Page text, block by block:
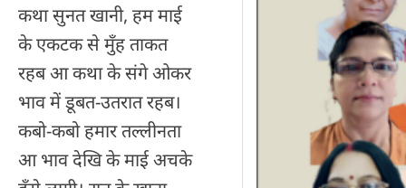
कथा सुनत खानी, हम माई
के एकटक से मुँह ताकत
रहब आ कथा के संगे ओकर
भाव में डूबत-उतरात रहब।
कबो-कबो हमार तल्लीनता
आ भाव देखि के माई अचके